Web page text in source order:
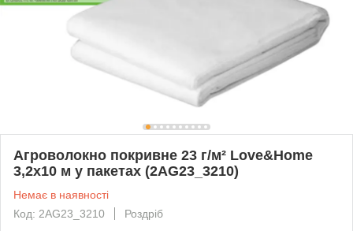
Агроволокно покривне 23 г/м² Love&Home
3,2х10 м у пакетах (2AG23_3210)
Немає в наявності
Код: 2AG23_3210
Роздріб